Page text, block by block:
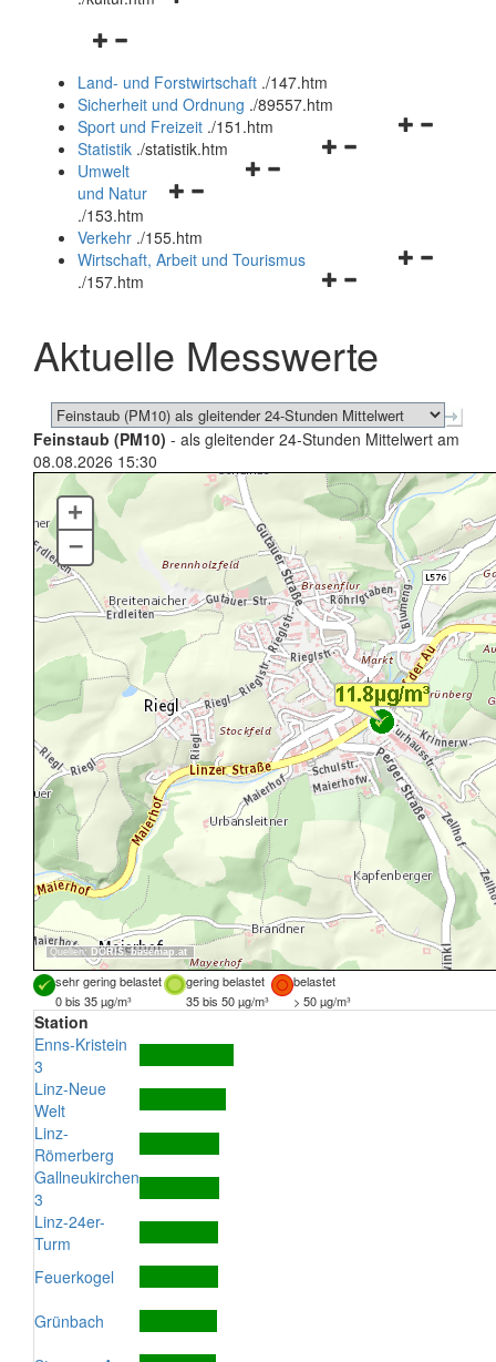
Navigationsmenü
und
schließen
Land- und Forstwirtschaft ./147.htm
Sicherheit und Ordnung ./89557.htm
Navigationsmenü
Sport und Freizeit ./151.htm
Navigationsmenü
Statistik ./statistik.htm
Navigationsmenü
und
schließen
Umwelt
und Natur
./153.htm
Verkehr ./155.htm
Navigationsmenü
schließen
Wirtschaft, Arbeit und Tourismus
./157.htm
Aktuelle Messwerte
Feinstaub (PM10) - als gleitender 24-Stunden Mittelwert am
08.08.2026 15:30
Quellen: DORIS,basemap.at
+
–
sehr gering belastet gering belastet
belastet
0 bis 35 µg/m³
35 bis 50 µg/m³ > 50 µg/m³
Station
Enns-Kristein
3
Linz-Neue
Welt
Linz-
Römerberg
Gallneukirchen
3
Linz-24er-
Turm
Feuerkogel
Grünbach